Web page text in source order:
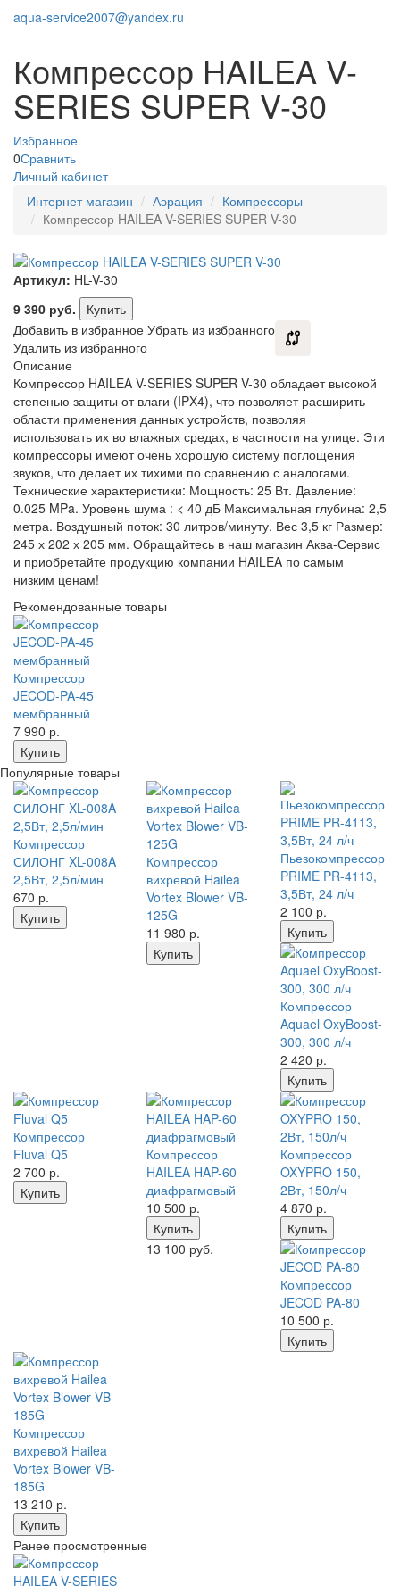
aqua-service2007@yandex.ru
Компрессор HAILEA V-
SERIES SUPER V-30
Избранное
0Сравнить
Личный кабинет
Интернет магазин
Аэрация
Компрессоры
Компрессор HAILEA V-SERIES SUPER V-30
Артикул: HL-V-30
9 390 руб.
Купить
Добавить в избранное Убрать из избранного
Удалить из избранного
Описание
Компрессор HAILEA V-SERIES SUPER V-30 обладает высокой
степенью защиты от влаги (IPX4), что позволяет расширить
области применения данных устройств, позволяя
использовать их во влажных средах, в частности на улице. Эти
компрессоры имеют очень хорошую систему поглощения
звуков, что делает их тихими по сравнению с аналогами.
Технические характеристики: Мощность: 25 Вт. Давление:
0.025 MPa. Уровень шума : < 40 дБ Максимальная глубина: 2,5
метра. Воздушный поток: 30 литров/минуту. Вес 3,5 кг Размер:
245 х 202 х 205 мм. Обращайтесь в наш магазин Аква-Сервис
и приобретайте продукцию компании HAILEA по самым
низким ценам!
Рекомендованные товары
Компрессор
JECOD-PA-45
мембранный
7 990 р.
Купить
Популярные товары
Компрессор
СИЛОНГ XL-008A
2,5Вт, 2,5л/мин
670 р.
Купить
Компрессор
вихревой Hailea
Vortex Blower VB-
125G
11 980 р.
Купить
Пьезокомпрессор
PRIME PR-4113,
3,5Вт, 24 л/ч
2 100 р.
Купить
Компрессор
Aquael OxyBoost-
300, 300 л/ч
2 420 р.
Купить
Компрессор
Fluval Q5
2 700 р.
Купить
Компрессор
HAILEA HAP-60
диафрагмовый
10 500 р.
Купить
13 100 руб.
Компрессор
OXYPRO 150,
2Вт, 150л/ч
4 870 р.
Купить
Компрессор
JECOD PA-80
10 500 р.
Купить
Компрессор
вихревой Hailea
Vortex Blower VB-
185G
13 210 р.
Купить
Ранее просмотренные